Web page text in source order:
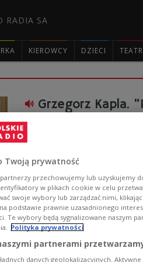
RADIA SA
KIEROWCY DZIECI TEATR
Grzegorz Kapla.
Był radnym,
blogerem ale także
Zobacz więcej na temat:
Grzegorz Kapla i
Twoją prywatność
partnerzy przechowujemy lub uzyskujemy
w plikach cookie w celu
swoje wybory lub zarządzać nimi,
podstawie prawnie uzasadnionego
Te wybory będą sygnalizowane naszym
Polityka prywatności
partnerami
danych geolokalizacyjnych.